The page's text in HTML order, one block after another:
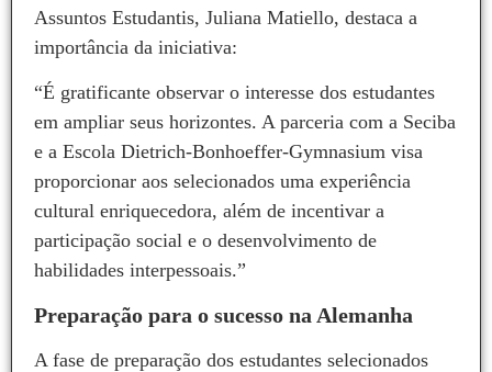
Assuntos Estudantis, Juliana Matiello, destaca a
importância da iniciativa:
“É gratificante observar o interesse dos estudantes
em ampliar seus horizontes. A parceria com a Seciba
e a Escola Dietrich-Bonhoeffer-Gymnasium visa
proporcionar aos selecionados uma experiência
cultural enriquecedora, além de incentivar a
participação social e o desenvolvimento de
habilidades interpessoais.”
Preparação para o sucesso na Alemanha
A fase de preparação dos estudantes selecionados